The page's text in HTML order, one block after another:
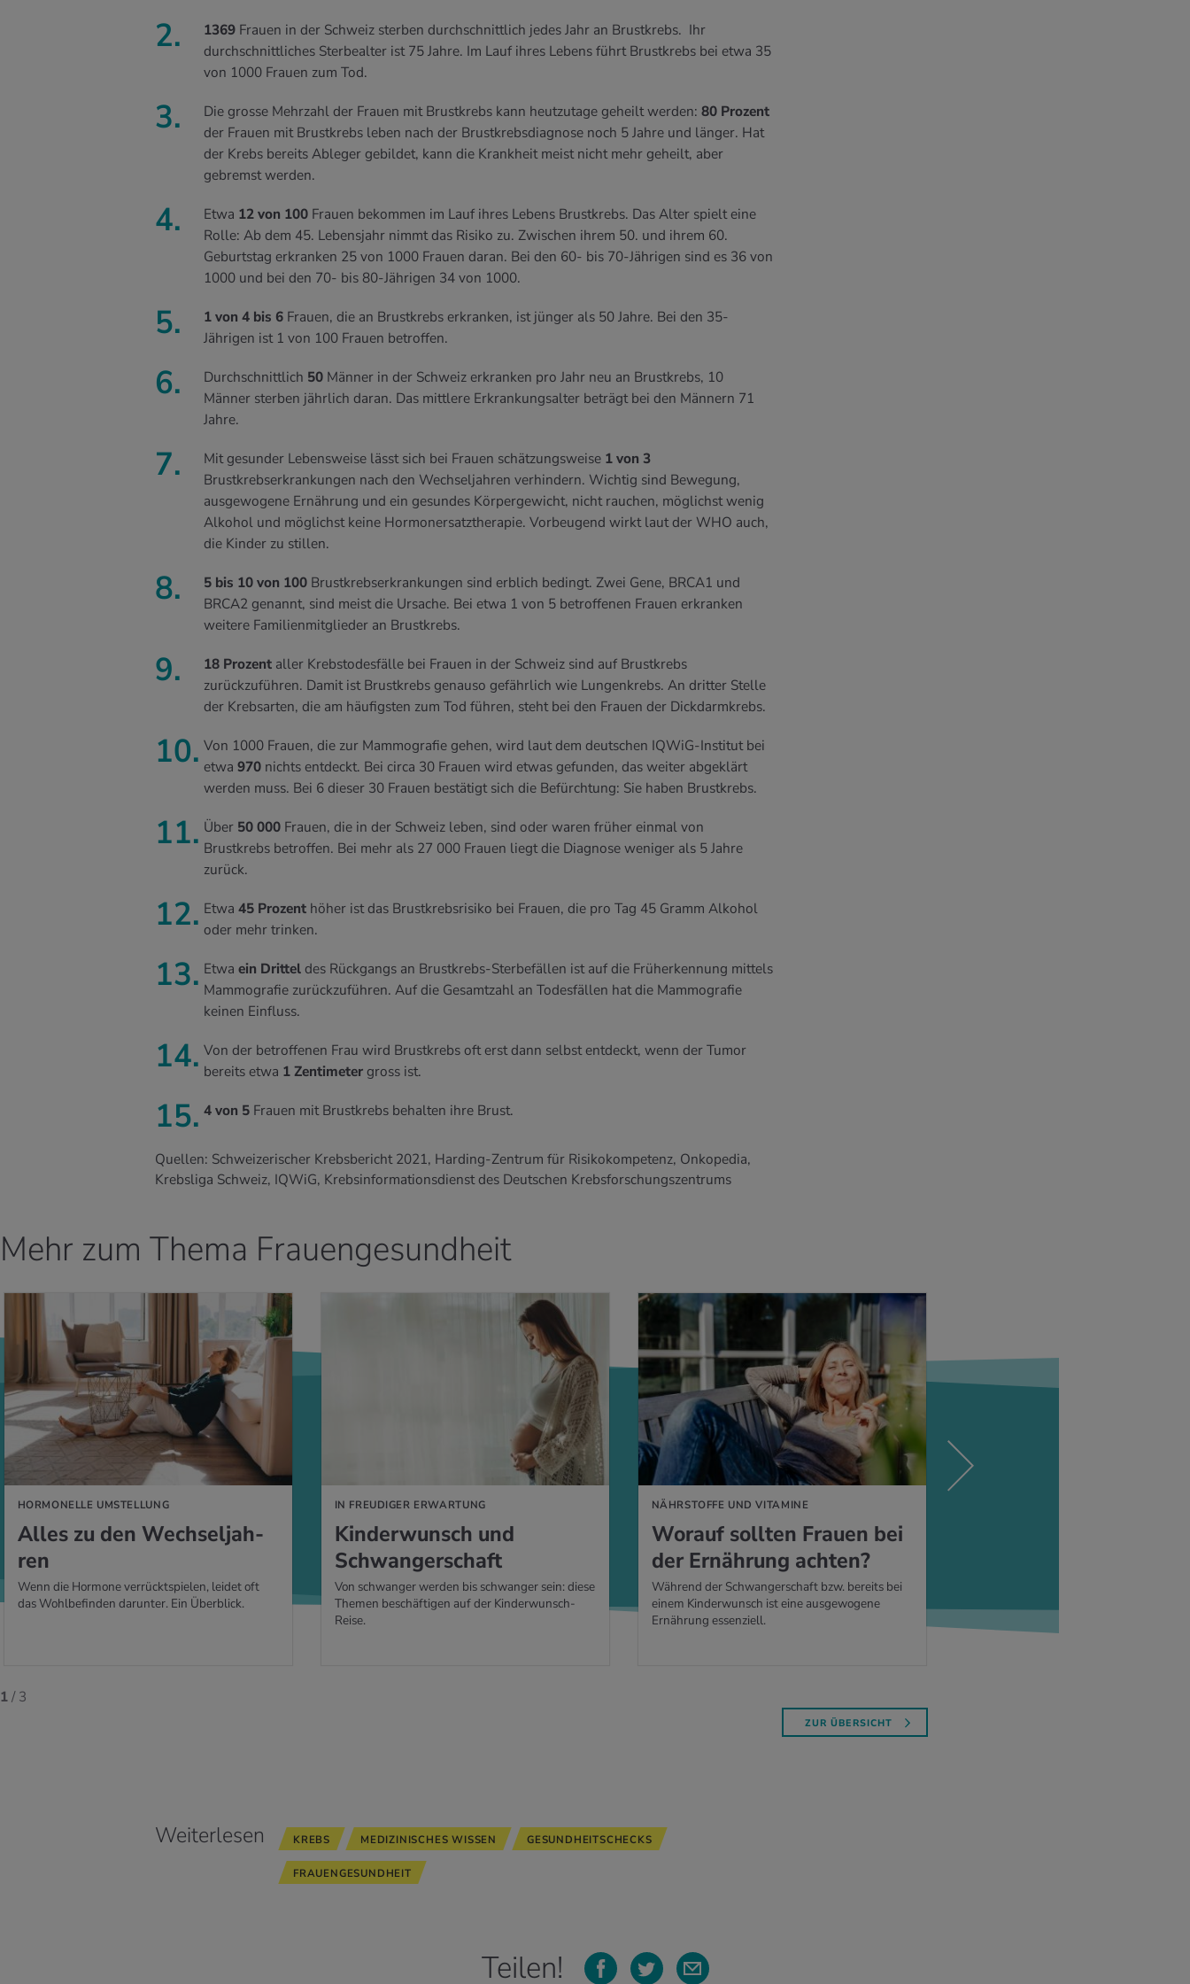
1369Frauen in der Schweiz sterben durchschnittlich jedes Jahr an Brustkrebs. Ihr
durchschnittliches Sterbealter ist 75 Jahre. Im Lauf ihres Lebens führt Brustkrebs bei etwa 35
von 1000 Frauen zum Tod.
Die grosse Mehrzahl der Frauen mit Brustkrebs kann heutzutage geheilt werden: 80 Prozent
der Frauen mit Brustkrebs leben nach der Brustkrebsdiagnose noch 5 Jahre und länger. Hat
der Krebs bereits Ableger gebildet, kann die Krankheit meist nicht mehr geheilt, aber
gebremst werden.
Etwa 12 von 100Frauen bekommen im Lauf ihres Lebens Brustkrebs. Das Alter spielt eine
Rolle: Ab dem 45. Lebensjahr nimmt das Risiko zu. Zwischen ihrem 50. und ihrem 60.
Geburtstag erkranken 25 von 1000 Frauen daran. Bei den 60- bis 70-Jährigen sind es 36 von
1000 und bei den 70- bis 80-Jährigen 34 von 1000.
1 von 4 bis 6Frauen, die an Brustkrebs erkranken, ist jünger als 50 Jahre. Bei den 35-
Jährigen ist 1 von 100 Frauen betroffen.
Durchschnittlich 50 Männer in der Schweiz erkranken pro Jahr neu an Brustkrebs, 10
Männer sterben jährlich daran. Das mittlere Erkrankungsalter beträgt bei den Männern 71
Jahre.
Mit gesunder Lebensweise lässt sich bei Frauen schätzungsweise 1 von 3
Brustkrebserkrankungen nach den Wechseljahren verhindern. Wichtig sind Bewegung,
ausgewogene Ernährung und ein gesundes Körpergewicht, nicht rauchen, möglichst wenig
Alkohol und möglichst keine Hormonersatztherapie. Vorbeugend wirkt laut der WHO auch,
die Kinder zu stillen.
5 bis 10 von 100Brustkrebserkrankungen sind erblich bedingt. Zwei Gene, BRCA1 und
BRCA2 genannt, sind meist die Ursache. Bei etwa 1 von 5 betroffenen Frauen erkranken
weitere Familienmitglieder an Brustkrebs.
18 Prozentaller Krebstodesfälle bei Frauen in der Schweiz sind auf Brustkrebs
zurückzuführen. Damit ist Brustkrebs genauso gefährlich wie Lungenkrebs. An dritter Stelle
der Krebsarten, die am häufigsten zum Tod führen, steht bei den Frauen der Dickdarmkrebs.
Von 1000 Frauen, die zur Mammografie gehen, wird laut dem deutschen IQWiG-Institut bei
etwa 970nichts entdeckt. Bei circa 30 Frauen wird etwas gefunden, das weiter abgeklärt
werden muss. Bei 6 dieser 30 Frauen bestätigt sich die Befürchtung: Sie haben Brustkrebs.
Über 50 000Frauen, die in der Schweiz leben, sind oder waren früher einmal von
Brustkrebs betroffen. Bei mehr als 27 000 Frauen liegt die Diagnose weniger als 5 Jahre
zurück.
Etwa 45 Prozenthöher ist das Brustkrebsrisiko bei Frauen, die pro Tag 45 Gramm Alkohol
oder mehr trinken.
Etwa ein Dritteldes Rückgangs an Brustkrebs-Sterbefällen ist auf die Früherkennung mittels
Mammografie zurückzuführen. Auf die Gesamtzahl an Todesfällen hat die Mammografie
keinen Einfluss.
Von der betroffenen Frau wird Brustkrebs oft erst dann selbst entdeckt, wenn der Tumor
bereits etwa 1 Zentimetergross ist.
4 von 5Frauen mit Brustkrebs behalten ihre Brust.
Quellen: Schweizerischer Krebsbericht 2021, Harding-Zentrum für Risikokompetenz, Onkopedia,
Krebsliga Schweiz, IQWiG, Krebsinformationsdienst des Deutschen Krebsforschungszentrums
Mehr zum Thema Frauengesundheit
HORMONELLE UMSTELLUNG
Alles zu den Wech­sel­jah­
ren
Wenn die Hormone verrücktspielen, leidet oft
das Wohlbefinden darunter. Ein Überblick.
ERFAHREN
IN FREUDIGER ERWARTUNG
Kin­der­wunsch und
Schwan­ger­schaft
Von schwanger werden bis schwanger sein: diese
Themen beschäftigen auf der Kinderwunsch-
Reise.
NÄHRSTOFFE UND VITAMINE
Wor­auf soll­ten Frau­en bei
der Er­näh­rung ach­ten?
Während der Schwangerschaft bzw. bereits bei
einem Kinderwunsch ist eine ausgewogene
Ernährung essenziell.
MEHR ERFAHREN MEHR ERFAHREN
1/ 3
ZUR ÜBERSICHT
Weiterlesen KREBS MEDIZINISCHES WISSEN GESUNDHEITSCHECKS
FRAUENGESUNDHEIT
Teilen!